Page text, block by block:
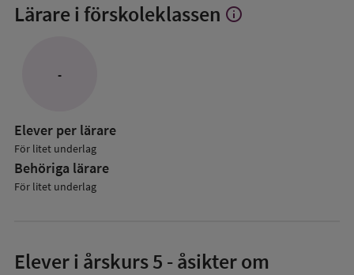
Lärare i förskoleklassen Visa
info
-
Elever per lärare
För litet underlag
Behöriga lärare
För litet underlag
Elever i årskurs 5 - åsikter om